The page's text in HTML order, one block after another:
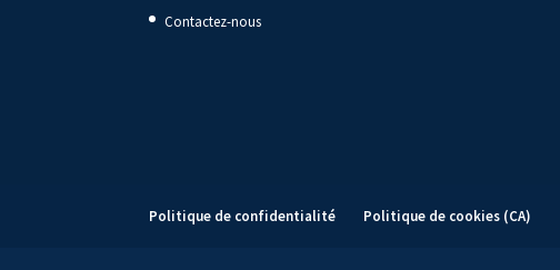
Contactez-nous
Politique de confidentialité Politique de cookies (CA)